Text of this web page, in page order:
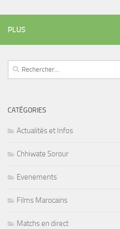
PLUS
Rechercher :
CATÉGORIES
Actualités et Infos
Chhiwate Sorour
Evenements
Films Marocains
Matchs en direct